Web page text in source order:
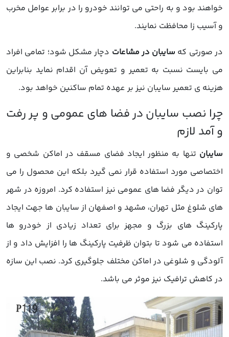
خواهند بود و به راحتی می توانند خودرو را در برابر عوامل مخرب
و آسیب زا محافظت نمایند.
در صورتی که سایبان در مشاعات دچار مشکل شود؛ تمامی افراد
می بایست نسبت به تعمیر و تعویض آن اقدام نماید بنابراین
هزینه ی تعمیر سایبان نیز بر عهده تمام ساکنین خواهد بود.
سایبان تنها به منظور ایجاد فضای مسقف در اماکن شخصی و
اختصاصی مورد استفاده قرار نمی گیرد بلکه این محصول را می
توان در دیگر فضا های عمومی نیز استفاده کرد. امروزه در شهر
های شلوغ مثل تهران، مشهد و اصفهان از سایبان ها جهت ایجاد
پارکینگ های بزرگ و مجهز برای تعداد زیادی از خودرو ها
استفاده می شود تا بتوان ظرفیت پارکینگ ها را افزایش داد و از
آلودگی و شلوغی در اماکن مختلف جلوگیری کرد. نصب این سازه
در کاهش ترافیک نیز موثر می باشد.